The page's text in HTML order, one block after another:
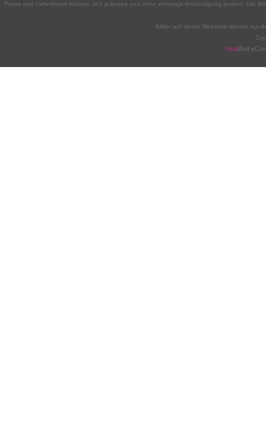
Preise und Lieferfristen können sich jederzeit und ohne vorherige Ankündigung ändern. Alle
Bilder auf dieser Webseite dienen nur
modified